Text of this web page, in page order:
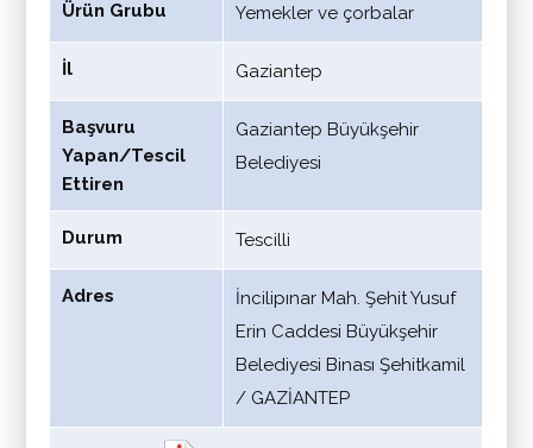
Ürün Grubu Yemekler ve çorbalar
İl Gaziantep
Başvuru
Yapan/Tescil
Ettiren
Gaziantep Büyükşehir
Belediyesi
Durum Tescilli
Adres
İncilipınar Mah. Şehit Yusuf
Erin Caddesi Büyükşehir
Belediyesi Binası Şehitkamil
/ GAZİANTEP